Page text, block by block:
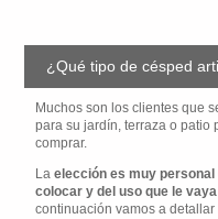
¿Qué tipo de césped
Muchos son los clientes que
para su jardín, terraza o patio
comprar.
Laelección es muy
colocar y del uso que le
continuación vamos a